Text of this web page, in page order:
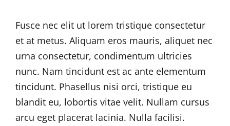
Fusce nec elit ut lorem tristique consectetur
et at metus. Aliquam eros mauris, aliquet nec
urna consectetur, condimentum ultricies
nunc. Nam tincidunt est ac ante elementum
tincidunt. Phasellus nisi orci, tristique eu
blandit eu, lobortis vitae velit. Nullam cursus
arcu eget placerat lacinia. Nulla facilisi.